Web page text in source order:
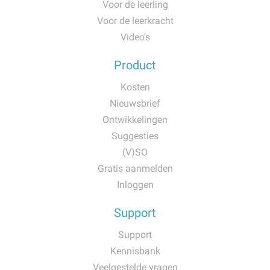
Voor de leerling
Voor de leerkracht
Video's
Product
Kosten
Nieuwsbrief
Ontwikkelingen
Suggesties
(V)SO
Gratis aanmelden
Inloggen
Support
Support
Kennisbank
Veelgestelde vragen